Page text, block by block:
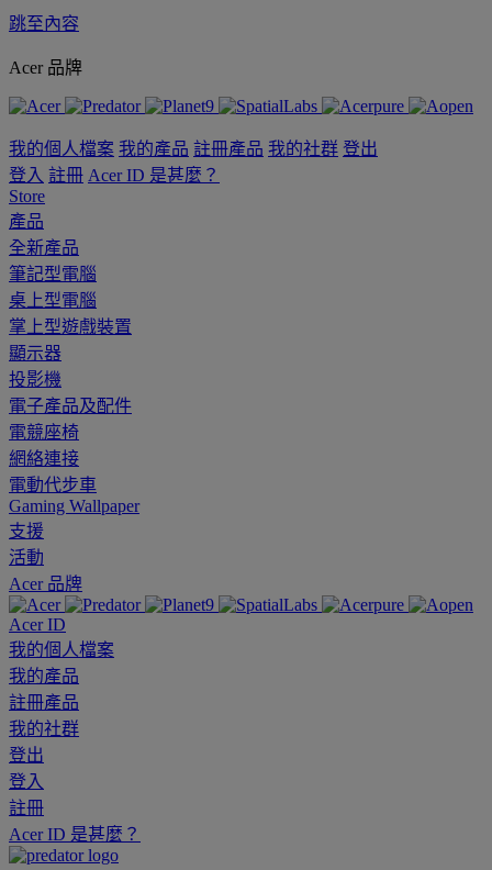
跳至內容
Acer 品牌
我的個人檔案 我的產品 註冊產品 我的社群 登出
登入 註冊 Acer ID 是甚麼？
Store
產品
全新產品
筆記型電腦
桌上型電腦
掌上型遊戲裝置
顯示器
投影機
電子產品及配件
電競座椅
網絡連接
電動代步車
Gaming Wallpaper
支援
活動
Acer 品牌
Acer ID
我的個人檔案
我的產品
註冊產品
我的社群
登出
登入
註冊
Acer ID 是甚麼？